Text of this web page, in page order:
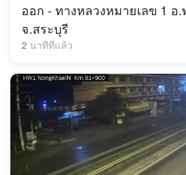
ออก - ทางหลวงหมายเลข 1 อ
จ.สระบุรี
2 นาทีที่แล้ว